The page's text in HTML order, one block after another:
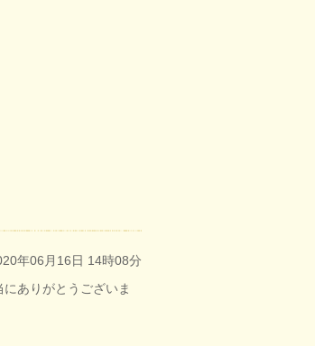
年06月16日 14時08分
ありがとうございま